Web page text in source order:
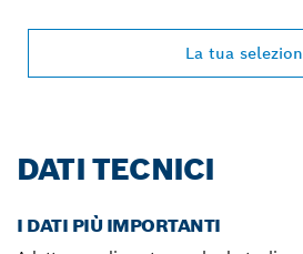
La tua
DATI TECNICI
I DATI PIÙ IMPORTANTI